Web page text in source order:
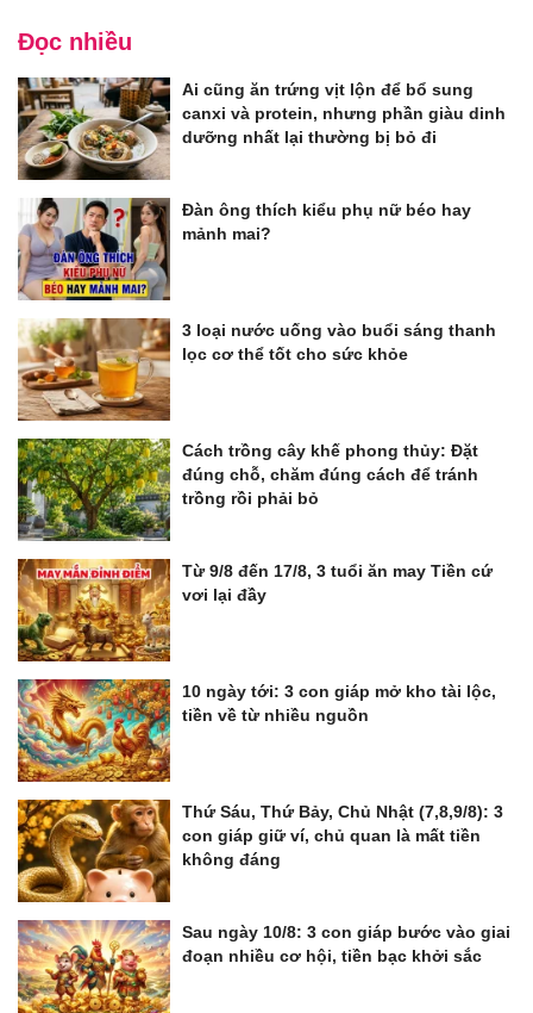
Đọc nhiều
Ai cũng ăn trứng vịt lộn để bổ sung
canxi và protein, nhưng phần giàu dinh
dưỡng nhất lại thường bị bỏ đi
Đàn ông thích kiểu phụ nữ béo hay
mảnh mai?
3 loại nước uống vào buổi sáng thanh
lọc cơ thể tốt cho sức khỏe
Cách trồng cây khế phong thủy: Đặt
đúng chỗ, chăm đúng cách để tránh
trồng rồi phải bỏ
Từ 9/8 đến 17/8, 3 tuổi ăn may Tiền cứ
vơi lại đầy
10 ngày tới: 3 con giáp mở kho tài lộc,
tiền về từ nhiều nguồn
Thứ Sáu, Thứ Bảy, Chủ Nhật (7,8,9/8): 3
con giáp giữ ví, chủ quan là mất tiền
không đáng
Sau ngày 10/8: 3 con giáp bước vào giai
đoạn nhiều cơ hội, tiền bạc khởi sắc